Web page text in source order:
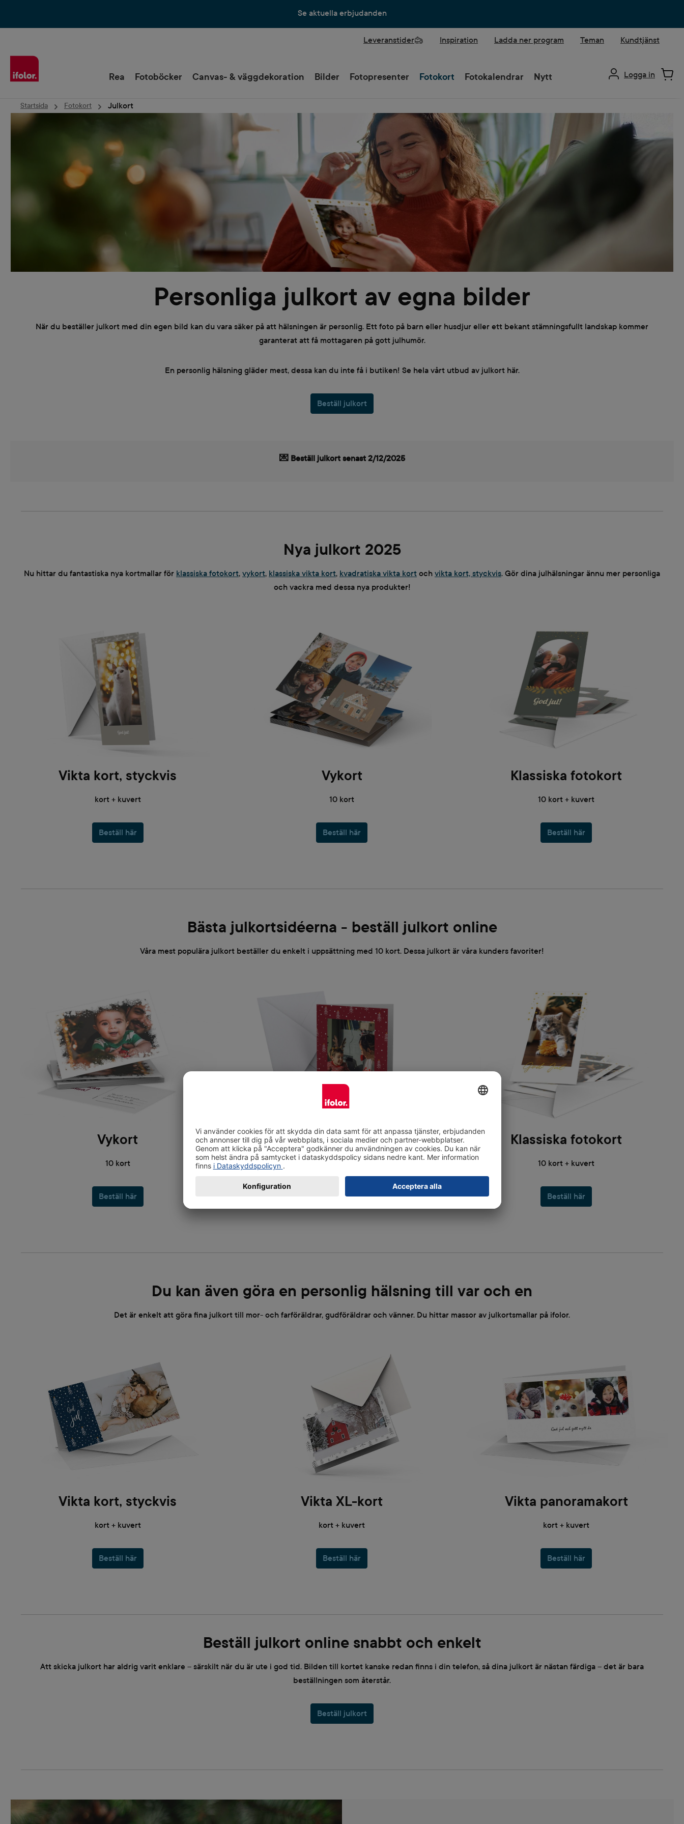
Se aktuella erbjudanden
Leveranstider Inspiration Ladda ner program Teman Kundtjänst
Rea Fotoböcker Canvas- & väggdekoration Bilder Fotopresenter Fotokort Fotokalendrar Nytt Logga in
Startsida Fotokort Julkort
Personliga julkort av egna bilder
När du beställer julkort med din egen bild kan du vara säker på att hälsningen är personlig. Ett foto på barn eller husdjur eller ett bekant stämningsfullt landskap kommer
garanterat att få mottagaren på gott julhumör.
En personlig hälsning gläder mest, dessa kan du inte få i butiken! Se hela vårt utbud av julkort här.
Beställ julkort
💌 Beställ julkort senast 2/12/2025
Nya julkort 2025
Nu hittar du fantastiska nya kortmallar för klassiska fotokort, vykort, klassiska vikta kort, kvadratiska vikta kort och vikta kort, styckvis. Gör dina julhälsningar ännu mer personliga
och vackra med dessa nya produkter!
Vikta kort, styckvis
kort + kuvert
Beställ här
Vykort
10 kort
Beställ här
Klassiska fotokort
10 kort + kuvert
Beställ här
Bästa julkortsidéerna - beställ julkort online
Våra mest populära julkort beställer du enkelt i uppsättning med 10 kort. Dessa julkort är våra kunders favoriter!
Vykort
10 kort
Beställ här
Klassiska vikta kort
10 kort + kuvert
Beställ här
Klassiska fotokort
10 kort + kuvert
Beställ här
Du kan även göra en personlig hälsning till var och en
Det är enkelt att göra fina julkort till mor- och farföräldrar, gudföräldrar och vänner. Du hittar massor av julkortsmallar på ifolor.
Vikta kort, styckvis
kort + kuvert
Beställ här
Vikta XL-kort
kort + kuvert
Beställ här
Vikta panoramakort
kort + kuvert
Beställ här
Beställ julkort online snabbt och enkelt
Att skicka julkort har aldrig varit enklare – särskilt när du är ute i god tid. Bilden till kortet kanske redan finns i din telefon, så dina julkort är nästan färdiga – det är bara
beställningen som återstår.
Beställ julkort